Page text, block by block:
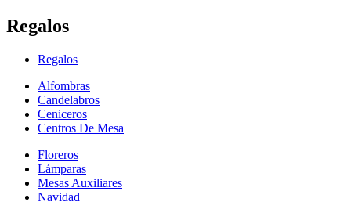
Regalos
Regalos
Alfombras
Candelabros
Ceniceros
Centros De Mesa
Floreros
Lámparas
Mesas Auxiliares
Navidad